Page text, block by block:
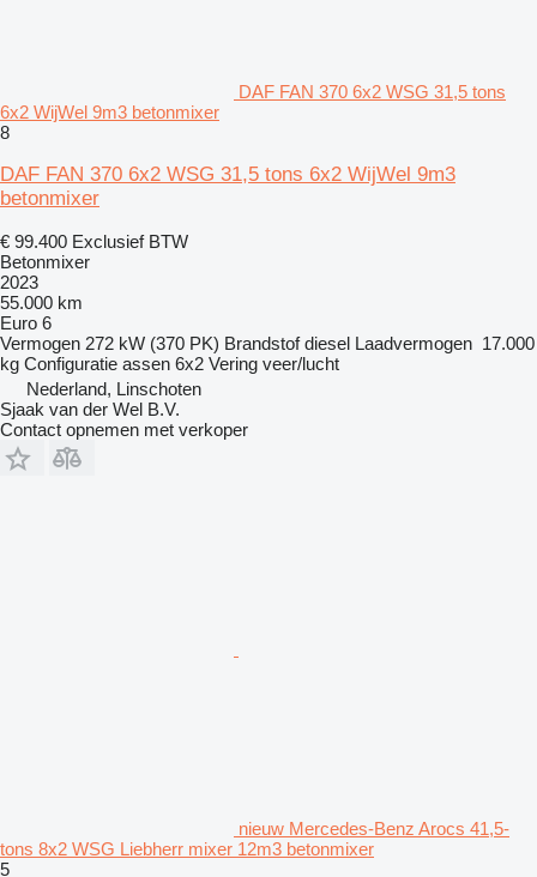
DAF FAN 370 6x2 WSG 31,5 tons
6x2 WijWel 9m3 betonmixer
8
DAF FAN 370 6x2 WSG 31,5 tons 6x2 WijWel 9m3
betonmixer
€ 99.400 Exclusief BTW
Betonmixer
2023
55.000 km
Euro 6
Vermogen 272 kW (370 PK) Brandstof diesel Laadvermogen 17.000
kg Configuratie assen 6x2 Vering veer/lucht
Nederland, Linschoten
Sjaak van der Wel B.V.
Contact opnemen met verkoper
nieuw Mercedes-Benz Arocs 41,5-
tons 8x2 WSG Liebherr mixer 12m3 betonmixer
5